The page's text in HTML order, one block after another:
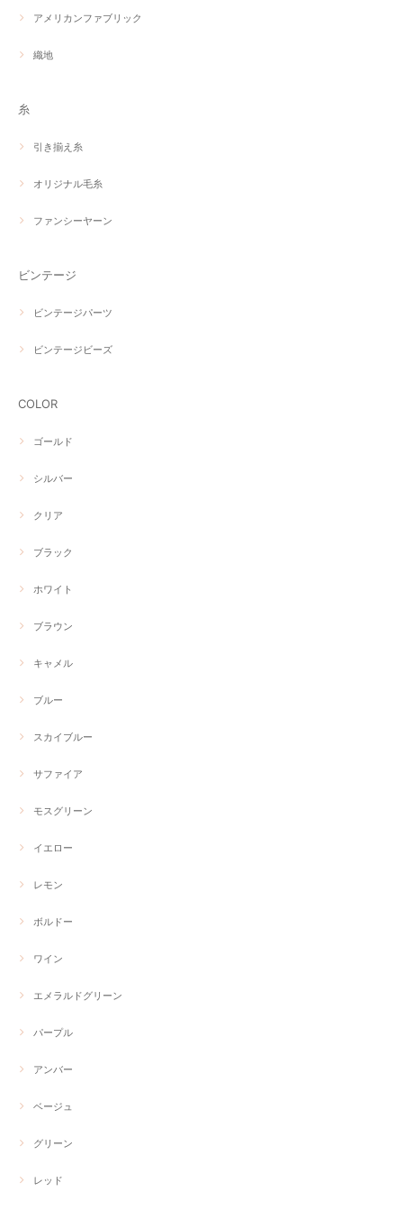
アメリカンファブリック
織地
糸
引き揃え糸
オリジナル毛糸
ファンシーヤーン
ビンテージ
ビンテージパーツ
ビンテージビーズ
COLOR
ゴールド
シルバー
クリア
ブラック
ホワイト
ブラウン
キャメル
ブルー
スカイブルー
サファイア
モスグリーン
イエロー
レモン
ボルドー
ワイン
エメラルドグリーン
パープル
アンバー
ベージュ
グリーン
レッド